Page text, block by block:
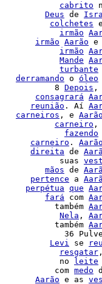
cabrito
Deus de
colchetes
irmão
irmão Aarão e
irmão
Mande
turbante
derramando o óleo
|           8 Depois ,
consagrará
reunião . Aí
carneiros , e Aarão
carneiro ,
fazendo
carneiro . Aarão
direita de
|            suas
mãos de
pertence a
perpétua que
fará com
|           também
Nela ,
|           também
|             36
Levi se
resgatar
|            no leite
|           com medo
Aarão e as